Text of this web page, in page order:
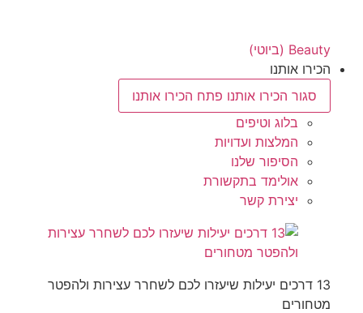
Beauty (ביוטי)
הכירו אותנו
סגור הכירו אותנו פתח הכירו אותנו
בלוג וטיפים
המלצות ועדויות
הסיפור שלנו
אולימד בתקשורת
יצירת קשר
13 דרכים יעילות שיעזרו לכם לשחרר עצירות ולהפטר
מטחורים